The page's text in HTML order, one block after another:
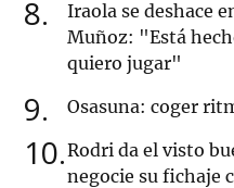
8
Iraola se deshace
Muñoz: "Está
quiero jugar"
9 Osasuna: coger
10 Rodri da el visto
negocie su fichaje